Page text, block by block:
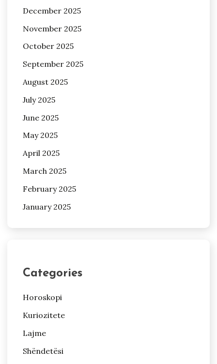
December 2025
November 2025
October 2025
September 2025
August 2025
July 2025
June 2025
May 2025
April 2025
March 2025
February 2025
January 2025
Categories
Horoskopi
Kuriozitete
Lajme
Shëndetësi